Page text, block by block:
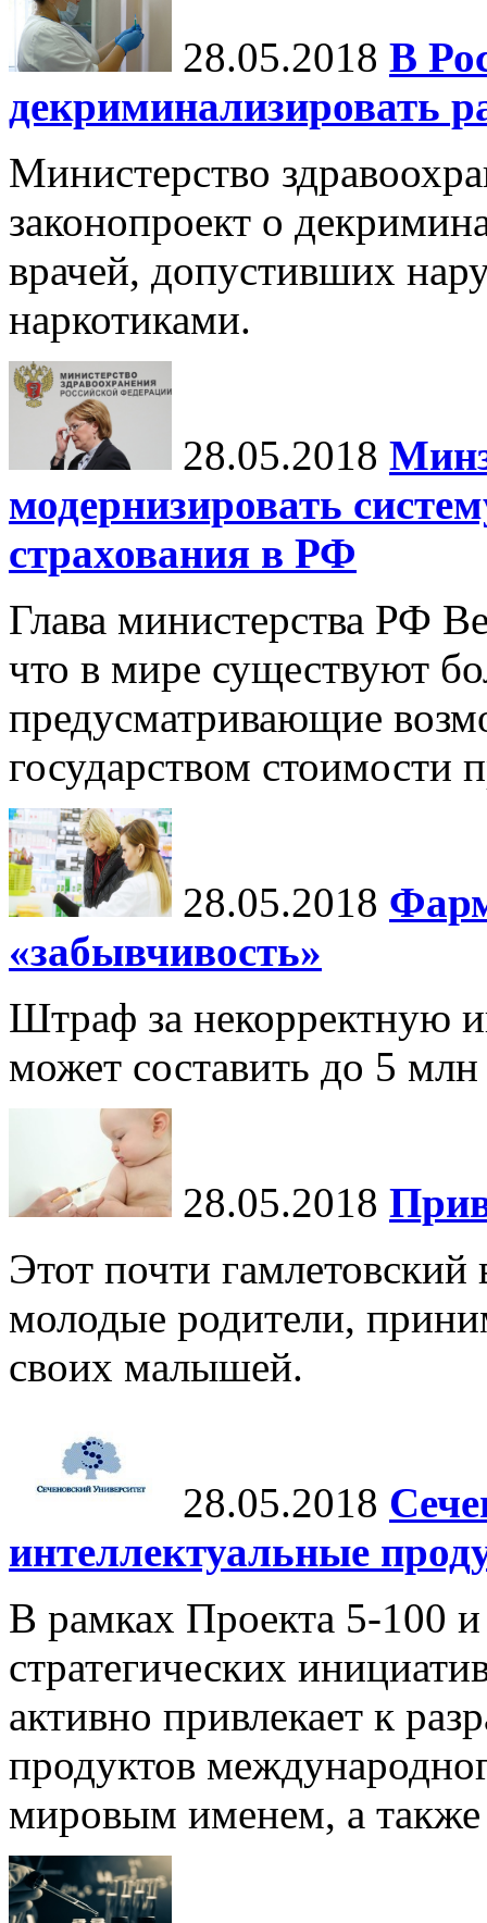
28.05.2018 В
декриминализировать
Министерство
законопроект о
врачей, допустивших
наркотиками.
28.05.2018
модернизировать
страхования в РФ
Глава министерства РФ
что в мире существуют
предусматривающие
государством стоимости
28.05.2018
«забывчивость»
Штраф за некорректную
может составить до 5 млн
28.05.2018
Этот почти
молодые родители,
своих малышей.
28.05.2018
интеллектуальные
В рамках Проекта 5-100
стратегических
активно привлекает к
продуктов
мировым именем, а